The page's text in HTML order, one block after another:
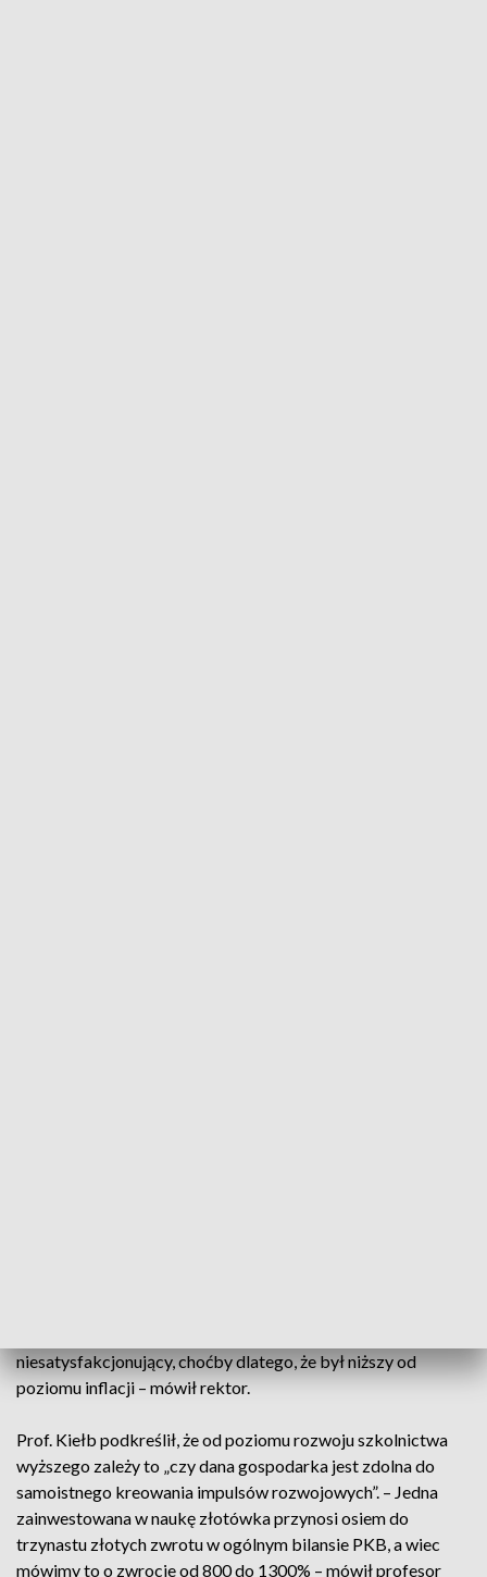
niesatysfakcjonujący, choćby dlatego, że był niższy od
poziomu inflacji – mówił rektor.
Prof. Kiełb podkreślił, że od poziomu rozwoju szkolnictwa
wyższego zależy to „czy dana gospodarka jest zdolna do
samoistnego kreowania impulsów rozwojowych”. – Jedna
zainwestowana w naukę złotówka przynosi osiem do
trzynastu złotych zwrotu w ogólnym bilansie PKB, a wiec
mówimy to o zwrocie od 800 do 1300% – mówił profesor